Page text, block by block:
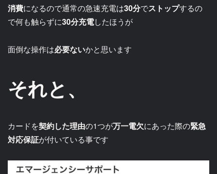
消費になるので通常の急速充電は30分でストップするの
で何も触らずに30分充電したほうが
面倒な操作は必要ないかと思います
それと、
カードを契約した理由の1つが万一電欠にあった際の緊急
対応保証が付いている事です